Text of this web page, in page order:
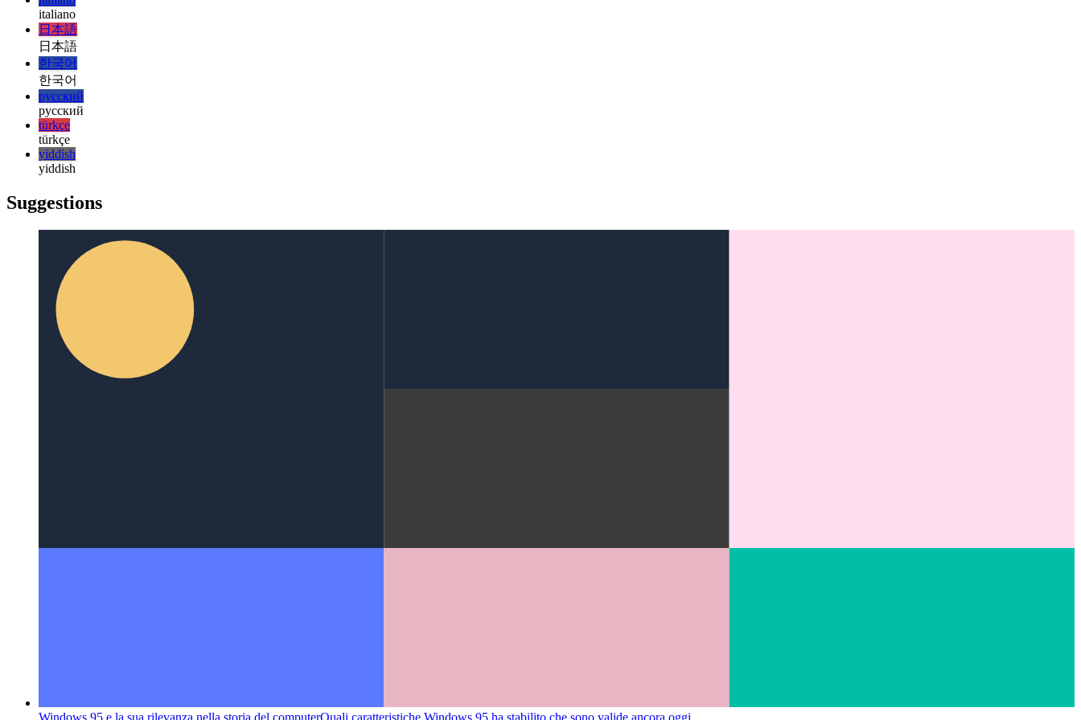
magyar
magyar
italiano
italiano
日本語
日本語
한국어
한국어
русский
русский
türkçe
türkçe
yiddish
yiddish
Suggestions